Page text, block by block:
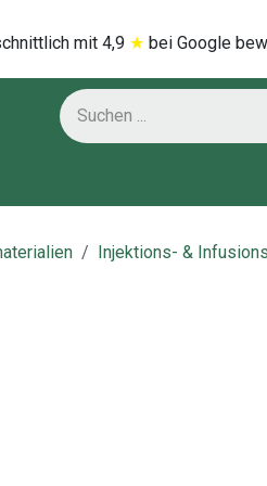
mi​t 4,9 ★ bei Google
Injektions- &